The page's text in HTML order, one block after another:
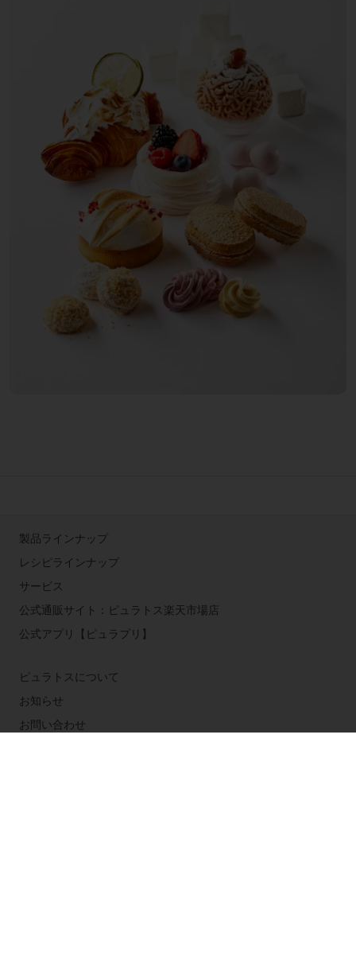
製品ラインナップ
レシピラインナップ
サービス
公式通販サイト：ピュラトス楽天市場店
公式アプリ【ピュラプリ】
ピュラトスについて
お知らせ
お問い合わせ